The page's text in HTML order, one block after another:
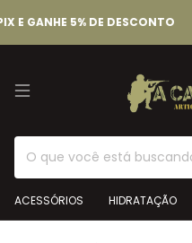
5% DE DESCONTO FRETE
ACESSÓRIOS HIDRATAÇÃO